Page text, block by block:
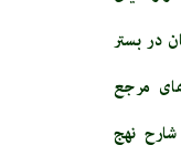
در بستر
مرجع
نهج